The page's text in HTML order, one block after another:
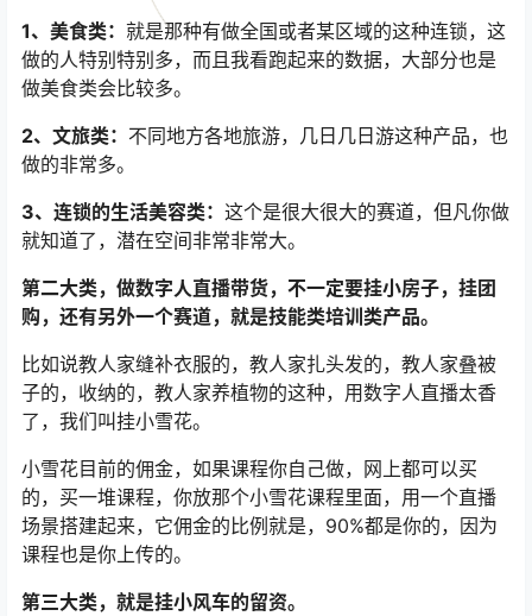
1、美食类： 就是那种有做全国或者某区域的这种连锁，这
做的人特别特别多，而且我看跑起来的数据，大部分也是
做美食类会比较多。
2、文旅类： 不同地方各地旅游，几日几日游这种产品，也
做的非常多。
3、连锁的生活美容类： 这个是很大很大的赛道，但凡你做
就知道了，潜在空间非常非常大。
第二大类，做数字人直播带货，不一定要挂小房子，挂团
购，还有另外一个赛道，就是技能类培训类产品。
比如说教人家缝补衣服的，教人家扎头发的，教人家叠被
子的，收纳的，教人家养植物的这种，用数字人直播太香
了，我们叫挂小雪花。
小雪花目前的佣金，如果课程你自己做，网上都可以买
的，买一堆课程，你放那个小雪花课程里面，用一个直播
场景搭建起来，它佣金的比例就是，90%都是你的，因为
课程也是你上传的。
第三大类，就是挂小风车的留资。